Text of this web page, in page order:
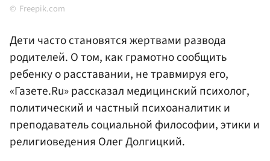
Freepik.com
Дети часто становятся жертвами развода
родителей. О том, как грамотно сообщить
ребенку о расставании, не травмируя его,
«Газете.Ru» рассказал медицинский психолог,
политический и частный психоаналитик и
преподаватель социальной философии, этики и
религиоведения Олег Долгицкий.